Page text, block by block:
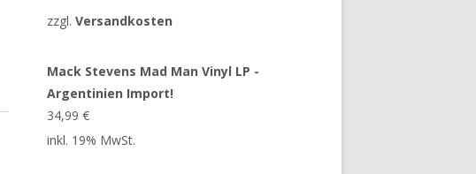
zzgl.Versandkosten
Mack Stevens Mad Man Vinyl LP -
Argentinien Import!
34,99€
inkl. 19% MwSt.